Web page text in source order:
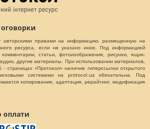
авторскими правами на информацию, размещенную на
ресурса, если не указано иное. Под информацией
статьи, фотоизображения, рисунки, ящик-
другие материалы. При использовании материалов,
страницах «Протокол» наличие гиперссылки открытого
системами на protocol.ua обязательна. Под
копирования, адаптация, рерайтинг, модификация
оплати